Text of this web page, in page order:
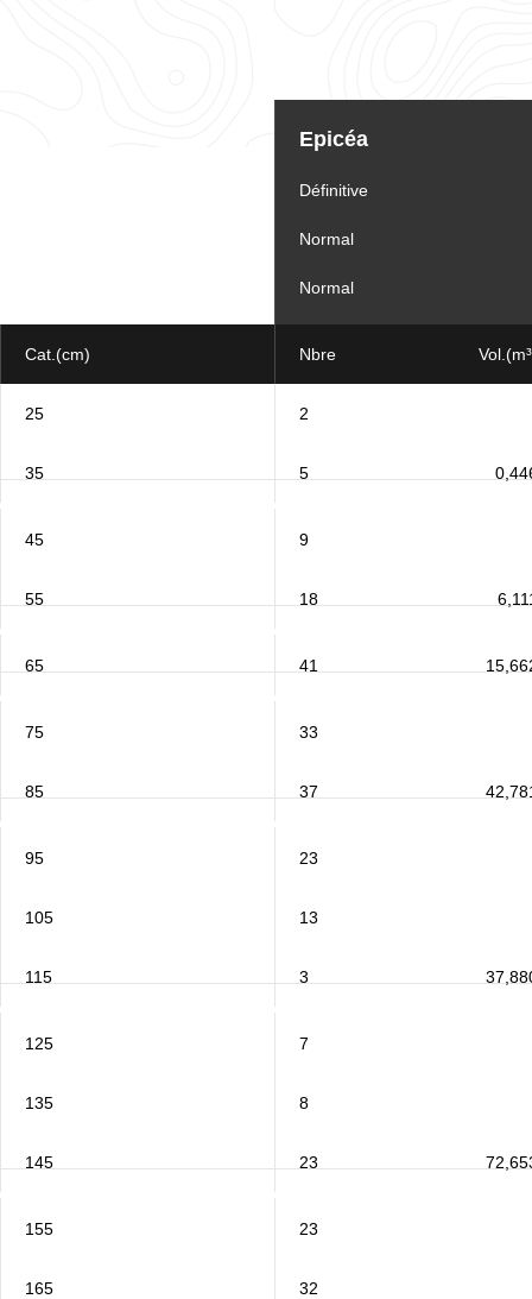
Epicéa
Définitive
Normal
Normal
Cat.(cm) Nbre
25 2
35 5
45 9
55 18
65 41
75 33
85 37
95 23
105 13
115 3
125 7
135 8
145 23
155 23
165 32